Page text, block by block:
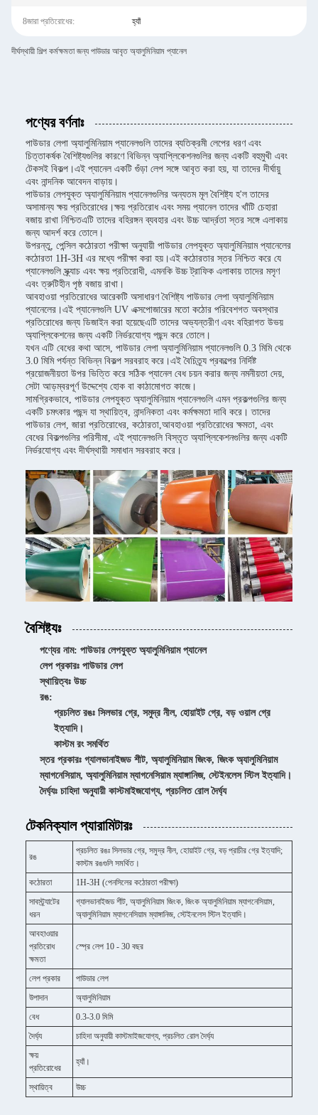
8জারা প্রতিরোধের: হ্যাঁ
দীর্ঘস্থায়ী শিল্প কর্মক্ষমতা জন্য পাউডার আবৃত অ্যালুমিনিয়াম প্যানেল
পণ্যের বর্ণনাঃ
পাউডার লেপা অ্যালুমিনিয়াম প্যানেলগুলি তাদের ব্যতিক্রমী লেপের ধরণ এবং
চিত্তাকর্ষক বৈশিষ্ট্যগুলির কারণে বিভিন্ন অ্যাপ্লিকেশনগুলির জন্য একটি বহুমুখী এবং
টেকসই বিকল্প।এই প্যানেল একটি গুঁড়া লেপ সঙ্গে আবৃত করা হয়, যা তাদের দীর্ঘায়ু
এবং নান্দনিক আবেদন বাড়ায়।
পাউডার লেপযুক্ত অ্যালুমিনিয়াম প্যানেলগুলির অন্যতম মূল বৈশিষ্ট্য হ'ল তাদের
অসামান্য ক্ষয় প্রতিরোধের।ক্ষয় প্রতিরোধ এবং সময় প্যানেল তাদের খাঁটি চেহারা
বজায় রাখা নিশ্চিতএটি তাদের বহিরঙ্গন ব্যবহার এবং উচ্চ আর্দ্রতা স্তর সঙ্গে এলাকায়
জন্য আদর্শ করে তোলে।
উপরন্তু, পেন্সিল কঠোরতা পরীক্ষা অনুযায়ী পাউডার লেপযুক্ত অ্যালুমিনিয়াম প্যানেলের
কঠোরতা 1H-3H এর মধ্যে পরীক্ষা করা হয়।এই কঠোরতার স্তর নিশ্চিত করে যে
প্যানেলগুলি স্ক্র্যাচ এবং ক্ষয় প্রতিরোধী, এমনকি উচ্চ ট্রাফিক এলাকায় তাদের মসৃণ
এবং ত্রুটিহীন পৃষ্ঠ বজায় রাখা।
আবহাওয়া প্রতিরোধের আরেকটি অসাধারণ বৈশিষ্ট্য পাউডার লেপা অ্যালুমিনিয়াম
প্যানেলের।এই প্যানেলগুলি UV এক্সপোজারের মতো কঠোর পরিবেশগত অবস্থার
প্রতিরোধের জন্য ডিজাইন করা হয়েছেএটি তাদের অভ্যন্তরীণ এবং বহিরাগত উভয়
অ্যাপ্লিকেশনের জন্য একটি নির্ভরযোগ্য পছন্দ করে তোলে।
যখন এটি বেধের কথা আসে, পাউডার লেপা অ্যালুমিনিয়াম প্যানেলগুলি 0.3 মিমি থেকে
3.0 মিমি পর্যন্ত বিভিন্ন বিকল্প সরবরাহ করে।এই বৈচিত্র্য প্রকল্পের নির্দিষ্ট
প্রয়োজনীয়তা উপর ভিত্তি করে সঠিক প্যানেল বেধ চয়ন করার জন্য নমনীয়তা দেয়,
সেটা আড়ম্বরপূর্ণ উদ্দেশ্যে হোক বা কাঠামোগত কাজে।
সামগ্রিকভাবে, পাউডার লেপযুক্ত অ্যালুমিনিয়াম প্যানেলগুলি এমন প্রকল্পগুলির জন্য
একটি চমৎকার পছন্দ যা স্থায়িত্ব, নান্দনিকতা এবং কর্মক্ষমতা দাবি করে। তাদের
পাউডার লেপ, জারা প্রতিরোধের, কঠোরতা,আবহাওয়া প্রতিরোধের ক্ষমতা, এবং
বেধের বিকল্পগুলির পরিসীমা, এই প্যানেলগুলি বিস্তৃত অ্যাপ্লিকেশনগুলির জন্য একটি
নির্ভরযোগ্য এবং দীর্ঘস্থায়ী সমাধান সরবরাহ করে।
বৈশিষ্ট্যঃ
পণ্যের নাম: পাউডার লেপযুক্ত অ্যালুমিনিয়াম প্যানেল
লেপ প্রকারঃ পাউডার লেপ
স্থায়িত্বঃ উচ্চ
রঙ:
প্রচলিত রঙঃ সিলভার গ্রে, সমুদ্র নীল, হোয়াইট গ্রে, বড় ওয়াল গ্রে
ইত্যাদি।
কাস্টম রং সমর্থিত
স্তর প্রকারঃ গ্যালভানাইজড শীট, অ্যালুমিনিয়াম জিংক, জিংক অ্যালুমিনিয়াম
ম্যাগনেসিয়াম, অ্যালুমিনিয়াম ম্যাগনেসিয়াম ম্যাঙ্গানিজ, স্টেইনলেস স্টিল ইত্যাদি।
দৈর্ঘ্যঃ চাহিদা অনুযায়ী কাস্টমাইজযোগ্য, প্রচলিত রোল দৈর্ঘ্য
টেকনিক্যাল প্যারামিটারঃ
রঙ
প্রচলিত রঙঃ সিলভার গ্রে, সমুদ্র নীল, হোয়াইট গ্রে, বড় প্রাচীর গ্রে ইত্যাদি;
কাস্টম রঙগুলি সমর্থিত।
কঠোরতা
1H-3H (পেনসিলের কঠোরতা পরীক্ষা)
সাবস্ট্র্যাটের
ধরন
গ্যালভানাইজড শীট, অ্যালুমিনিয়াম জিংক, জিংক অ্যালুমিনিয়াম ম্যাগনেসিয়াম,
অ্যালুমিনিয়াম ম্যাগনেসিয়াম ম্যাঙ্গানিজ, স্টেইনলেস স্টিল ইত্যাদি।
আবহাওয়ার
প্রতিরোধ
ক্ষমতা
স্প্রে লেপ 10 - 30 বছর
লেপ প্রকার
পাউডার লেপ
উপাদান
অ্যালুমিনিয়াম
বেধ
0.3-3.0 মিমি
দৈর্ঘ্য
চাহিদা অনুযায়ী কাস্টমাইজযোগ্য, প্রচলিত রোল দৈর্ঘ্য
ক্ষয়
প্রতিরোধের
হ্যাঁ।
স্থায়িত্ব উচ্চ